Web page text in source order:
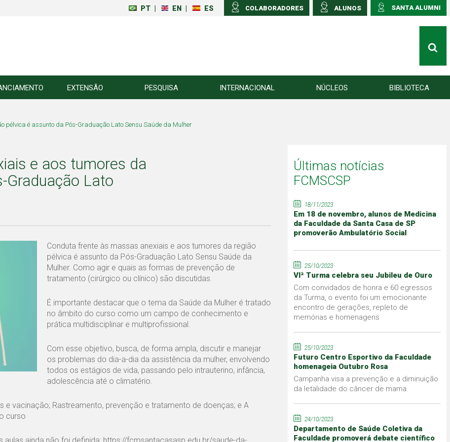
SANTA ALUMNI
ALUNOS
COLABORADORES
PT EN ES
EXTENSÃO PESQUISA INTERNACIONAL NÚCLEOS BIBLIOTECA
é assunto da Pós-Graduação Lato Sensu Saúde da Mulher
e aos tumores da
Graduação Lato
Conduta frente às massas anexiais e aos tumores da região
pélvica é assunto da Pós-Graduação Lato Sensu Saúde da
Mulher. Como agir e quais as formas de prevenção de
tratamento (cirúrgico ou clínico) são discutidas.
É importante destacar que o tema da Saúde da Mulher é tratado
no âmbito do curso como um campo de conhecimento e
prática multidisciplinar e multiprofissional.
Com esse objetivo, busca, de forma ampla, discutir e manejar
os problemas do dia-a-dia da assistência da mulher, envolvendo
todos os estágios de vida, passando pelo intrauterino, infância,
adolescência até o climatério.
vacinação; Rastreamento, prevenção e tratamento de doenças; e A
curso
Últimas notícias
FCMSCSP
18/11/2023
Em 18 de novembro, alunos de Medicina
da Faculdade da Santa Casa de SP
promoverão Ambulatório Social
25/10/2023
VIª Turma celebra seu Jubileu de Ouro
Com convidados de honra e 60 egressos
da Turma, o evento foi um emocionante
encontro de gerações, repleto de
memórias e homenagens
25/10/2023
Futuro Centro Esportivo da Faculdade
homenageia Outubro Rosa
Campanha visa a prevenção e a diminuição
da letalidade do câncer de mama
24/10/2023
Departamento de Saúde Coletiva da
Faculdade promoverá debate científico